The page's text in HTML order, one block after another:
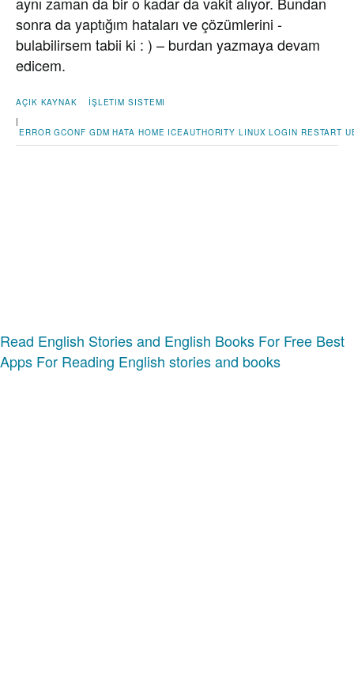
sonra da yaptığım hataları ve çözümlerini -
bulabilirsem tabii ki : ) – burdan yazmaya devam
edicem.
AÇIK KAYNAK
İŞLETIM SISTEMI
|
ERROR GCONF GDM HATA HOME ICEAUTHORITY LINUX LOGIN RESTART
Read English Stories and English Books For Free Best
Apps For Reading English stories and books